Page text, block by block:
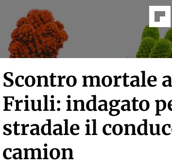
Scontro mortale
Friuli: indagato
stradale il
camion